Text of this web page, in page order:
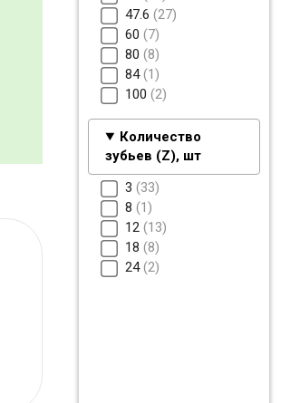
47.6 27
60 7
80 8
84 1
100 2
Количество
зубьев (Z), шт
3 33
8 1
12 13
18 8
24 2